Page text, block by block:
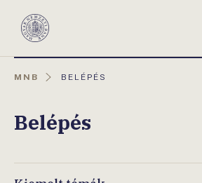
Magyar
MNB
AKTUÁLIS
BELÉPÉS
Belépés